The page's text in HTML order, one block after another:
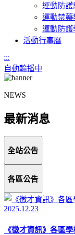
運動防護
運動禁藥
運動防護
活動行事曆
:::
自動輪播中
NEWS
最新消息
全站公告
各區公告
2025.12.23
《徵才資訊》各區